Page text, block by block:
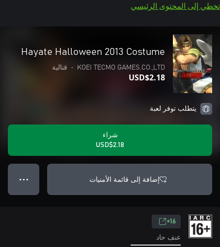
تخطي إلى المحتوى الرئيسي
Hayate Halloween 2013 Costume
KOEI TECMO GAMES.CO.,LTD
• قتالية
USD$2.18
يتطلب توفر لعبة
شراء
USD$2.18
إضافة إلى قائمة الأمنيات ● ● ●
16+
عنف حاد